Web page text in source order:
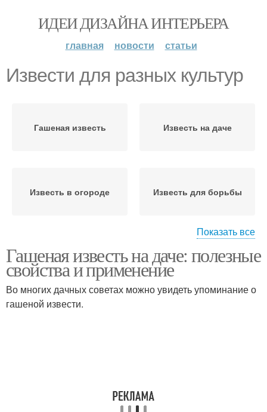
ИДЕИ ДИЗАЙНА ИНТЕРЬЕРА
главная новости статьи
Извести для разных культур
Гашеная известь Известь на даче
Известь в огороде Известь для борьбы
Негашеная известь Известь в садоводстве
Показать все
Гашеная известь на даче: полезные
свойства и применение
Во многих дачных советах можно увидеть упоминание о
гашеной извести.